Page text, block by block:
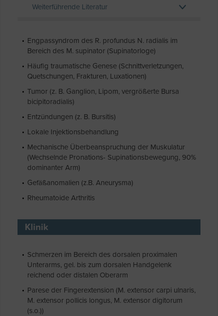
Weiterführende Literatur
Engpassyndrom des R. profundus N. radialis im
Bereich des M. supinator (Supinatorloge)
Häufig traumatische Genese (Schnittverletzungen,
Quetschungen, Frakturen, Luxationen)
Tumor (z. B. Ganglion, Lipom, vergrößerte Bursa
bicipitoradialis)
Entzündungen (z. B. Bursitis)
Lokale Injektionsbehandlung
Mechanische Überbeanspruchung der Muskulatur
(Wechselnde Pronations- Supinationsbewegung, 90%
dominanter Arm)
Gefäßanomalien (z.B. Aneurysma)
Rheumatoide Arthritis
Klinik
Schmerzen im Bereich des dorsalen proximalen
Unterarms, gel. bis zum dorsalen Handgelenk
reichend oder distalen Oberarm
Parese der Fingerextension (M. extensor carpi ulnaris,
M. extensor pollicis longus, M. extensor digitorum
(s.o.))